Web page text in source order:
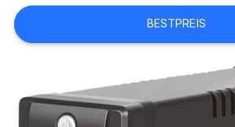
SITEMAP
DATENSCHUTZ-
BESTIMMUNGEN
BESTPREIS